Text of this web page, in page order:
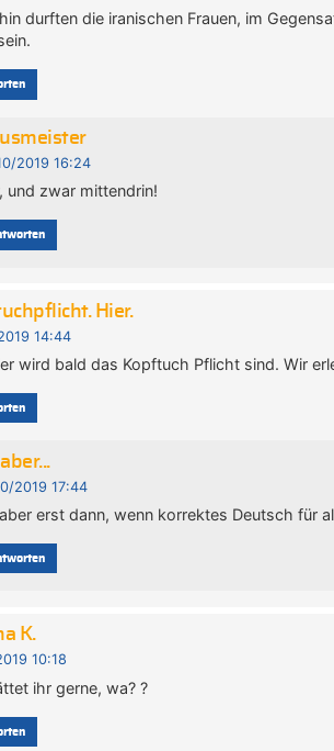
durften die iranischen Frauen, im
2019 16:24
und zwar mittendrin!
Hier.
14:44
wird bald das Kopftuch Pflicht sind. Wir
2019 17:44
erst dann, wenn korrektes Deutsch für
K.
10:18
ihr gerne, wa? ?